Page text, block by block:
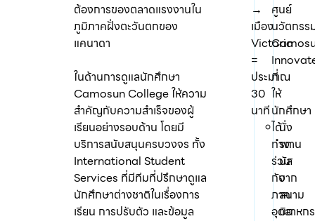
ต้องการของตลาดแรงงานใน
ภูมิภาคฝั่งตะวันตกของ
แคนาดา
ในด้านการดูแลนักศึกษา
Camosun College ให้ความ
สำคัญกับความสำเร็จของผู้
เรียนอย่างรอบด้าน โดยมี
บริการสนับสนุนครบวงจร ทั้ง
International Student
Services ที่มีทีมที่ปรึกษาดูแล
นักศึกษาต่างชาติในเรื่องการ
เรียน การปรับตัว และข้อมูล
→
เมือง
Victoria
=
ประมาณ
30
นาที
นั่ง
รถ
บัส
จาก
สนาม
บิน
ศูนย์
นวัตกรร
ที่
ให้
นักศึกษา
ได้
ทำงาน
ร่วม
กับ
ภาค
อุตสาหก